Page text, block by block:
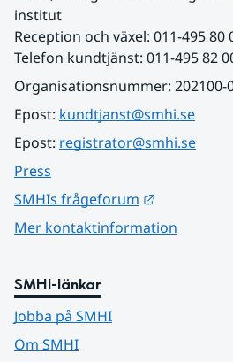
institut
Reception och växel: 011-495 80
Telefon kundtjänst: 011-495 82
Organisationsnummer: 202100-
Epost: kundtjanst@smhi.se
Epost: registrator@smhi.se
Press
SMHIs frågeforum
Mer kontaktinformation
SMHI-länkar
Jobba på SMHI
Om SMHI